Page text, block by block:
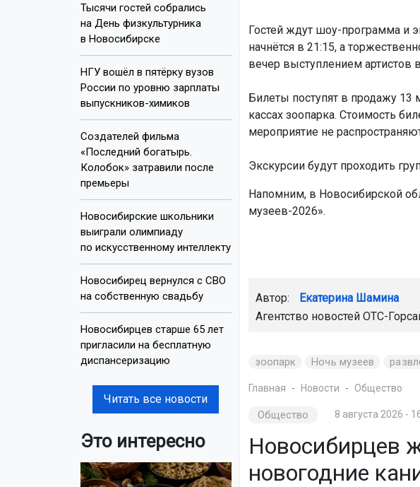
Тысячи гостей собрались
на День физкультурника
в Новосибирске
НГУ вошёл в пятёрку вузов
России по уровню зарплаты
выпускников-химиков
Создателей фильма
«Последний богатырь.
Колобок» затравили после
премьеры
Новосибирские школьники
выиграли олимпиаду
по искусственному интеллекту
Новосибирец вернулся с СВО
на собственную свадьбу
Новосибирцев старше 65 лет
пригласили на бесплатную
диспансеризацию
Читать все новости
Это интересно
Гостей ждут шоу-программа и
начнётся в 21:15, а
вечер выступлением артистов
Билеты поступят в продажу 13
кассах зоопарка. Стоимость
мероприятие не
Экскурсии будут проходить
Напомним, в Новосибирской
музеев-2026».
Автор: Екатерина Шамина
Агентство новостей ОТС-
зоопарк Ночь музеев
Главная Новости Общество
Общество 8 августа 2026 -
Новосибирцев
новогодние